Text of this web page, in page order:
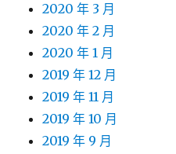
2020 年 3 月
2020 年 2 月
2020 年 1 月
2019 年 12 月
2019 年 11 月
2019 年 10 月
2019 年 9 月